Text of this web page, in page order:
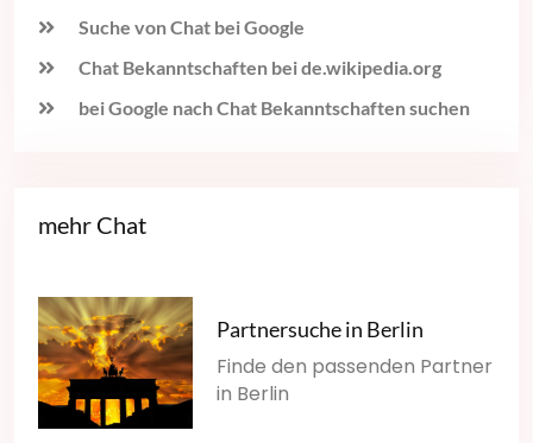
Suche von Chat bei Google
Chat Bekanntschaften bei de.wikipedia.org
bei Google nach Chat Bekanntschaften suchen
mehr Chat
Partnersuche in Berlin
Finde den passenden Partner
in Berlin